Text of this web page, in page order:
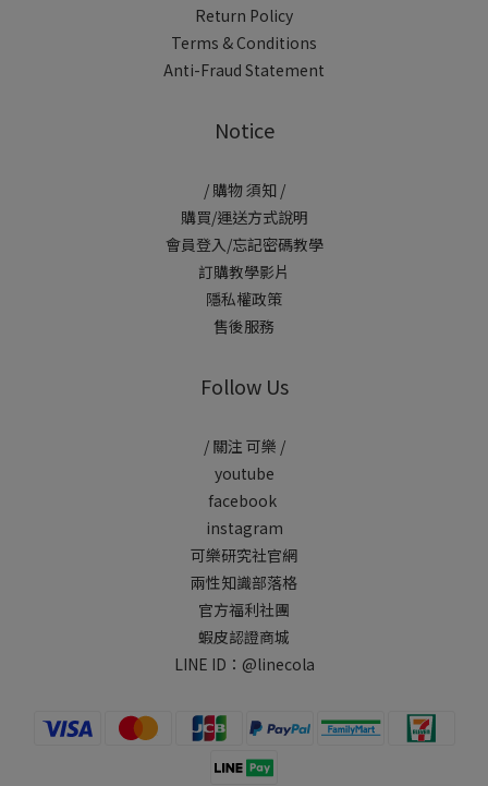
Return Policy
Terms & Conditions
Anti-Fraud Statement
Notice
/ 購物 須知 /
購買/運送方式說明
會員登入/忘記密碼教學
訂購教學影片
隱私權政策
售後服務
Follow Us
/ 關注 可樂 /
youtube
facebook
instagram
可樂研究社官網
兩性知識部落格
官方福利社團
蝦皮認證商城
LINE ID： @linecola